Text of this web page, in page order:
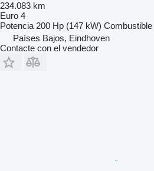
234.083 km
Euro 4
Potencia 200 Hp (147 kW) Combustible
Países Bajos, Eindhoven
Contacte con el vendedor